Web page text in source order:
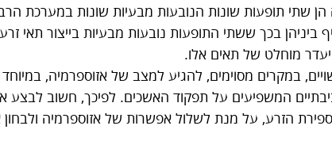
הן שתי תופעות שונות הנובעות מבעיות שונות במערכת
בכך ששתי התופעות נובעות מבעיות בייצור תאי
מוחלט של תאים אלו.
במקרים מסוימים, להגיע למצב של אזוספרמיה,
המשפיעים על תפקוד האשכים. לפיכך, חשוב לבצע
הזרע, על מנת לשלול אפשרות של אזוספרמיה